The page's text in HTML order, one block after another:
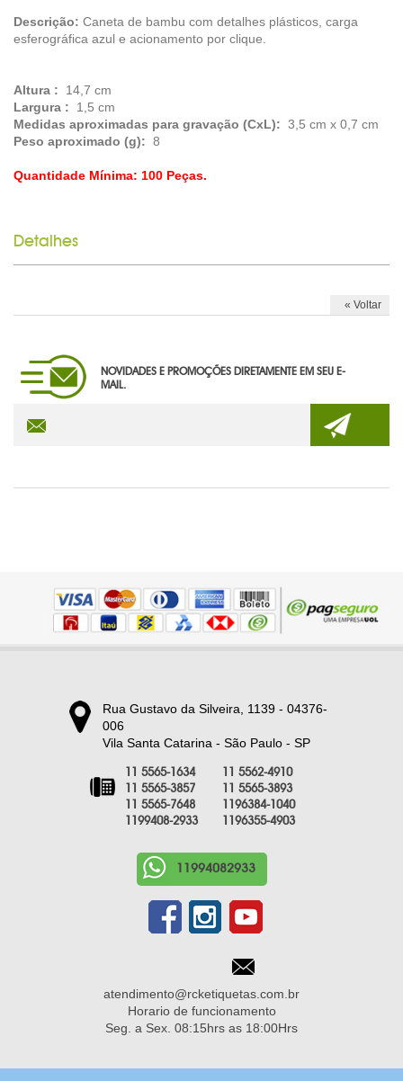
Descrição: Caneta de bambu com detalhes plásticos, carga
esferográfica azul e acionamento por clique.
Altura : 14,7 cm
Largura :
1,5 cm
Medidas aproximadas para gravação (CxL): 3,5 cm x 0,7 cm
Peso aproximado (g): 8
Quantidade Mínima: 100 Peças.
Detalhes
« Voltar
NOVIDADES E PROMOÇÕES DIRETAMENTE EM SEU E-
MAIL.
Rua Gustavo da Silveira, 1139 - 04376-
006
Vila Santa Catarina - São Paulo - SP
11 5565-1634
11 5562-4910
11 5565-3857
11 5565-3893
11 5565-7648
1196384-1040
1199408-2933
1196355-4903
11994082933
atendimento@rcketiquetas.com.br
Horario de funcionamento
Seg. a Sex. 08:15hrs as 18:00Hrs